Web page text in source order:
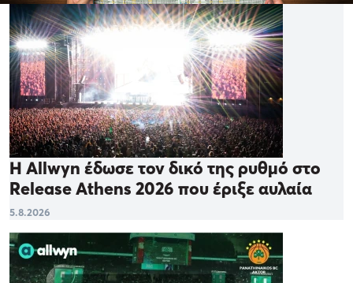
Η Allwyn έδωσε τον δικό της ρυθμό στο
Release Athens 2026 που έριξε αυλαία
5.8.2026